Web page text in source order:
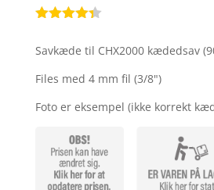
ud af 5
på
mmelser
Savkæde til CHX2000 kædedsav
Files med 4 mm fil (3/8")
Foto er eksempel (ikke korrekt